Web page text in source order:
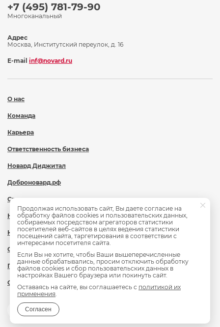
+7 (495) 781-79-90
Многоканальный
О нас
Команда
Карьера
Ответственность бизнеса
Новард Диджитал
Доброновард.рф
Статьи
Новости
Контакты
Охрана труда
Политика обработки персональных данных
Сведения об образовательной организации
Адрес
Москва, Институтский переулок, д. 16
E-mail inf@novard.ru
Продолжая использовать сайт, Вы даете согласие на
обработку файлов cookies и пользовательских данных,
собираемых посредством агрегаторов статистики
посетителей веб-сайтов в целях ведения статистики
посещений сайта, таргетирования в соответствии с
интересами посетителя сайта.
Если Вы не хотите, чтобы Ваши вышеперечисленные
данные обрабатывались, просим отключить обработку
файлов cookies и сбор пользовательских данных в
настройках Вашего браузера или покинуть сайт.
Оставаясь на сайте, вы соглашаетесь с политикой их
применения.
Согласен